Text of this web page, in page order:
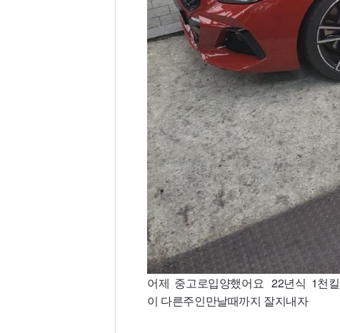
어제 중고로입양했어요 22년식 1천
이 다른주인만날때까지 잘지내자